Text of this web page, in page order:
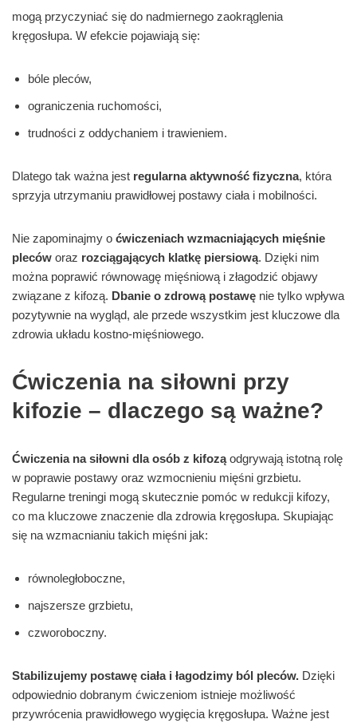
mogą przyczyniać się do nadmiernego zaokrąglenia
kręgosłupa. W efekcie pojawiają się:
bóle pleców,
ograniczenia ruchomości,
trudności z oddychaniem i trawieniem.
Dlatego tak ważna jest regularna aktywność fizyczna, która
sprzyja utrzymaniu prawidłowej postawy ciała i mobilności.
Nie zapominajmy o ćwiczeniach wzmacniających mięśnie
pleców oraz rozciągających klatkę piersiową. Dzięki nim
można poprawić równowagę mięśniową i złagodzić objawy
związane z kifozą. Dbanie o zdrową postawę nie tylko wpływa
pozytywnie na wygląd, ale przede wszystkim jest kluczowe dla
zdrowia układu kostno-mięśniowego.
Ćwiczenia na siłowni przy
kifozie – dlaczego są ważne?
Ćwiczenia na siłowni dla osób z kifoząodgrywają istotną rolę
w poprawie postawy oraz wzmocnieniu mięśni grzbietu.
Regularne treningi mogą skutecznie pomóc w redukcji kifozy,
co ma kluczowe znaczenie dla zdrowia kręgosłupa. Skupiając
się na wzmacnianiu takich mięśni jak:
równoległoboczne,
najszersze grzbietu,
czworoboczny.
Stabilizujemy postawę ciała i łagodzimy ból pleców. Dzięki
odpowiednio dobranym ćwiczeniom istnieje możliwość
przywrócenia prawidłowego wygięcia kręgosłupa. Ważne jest